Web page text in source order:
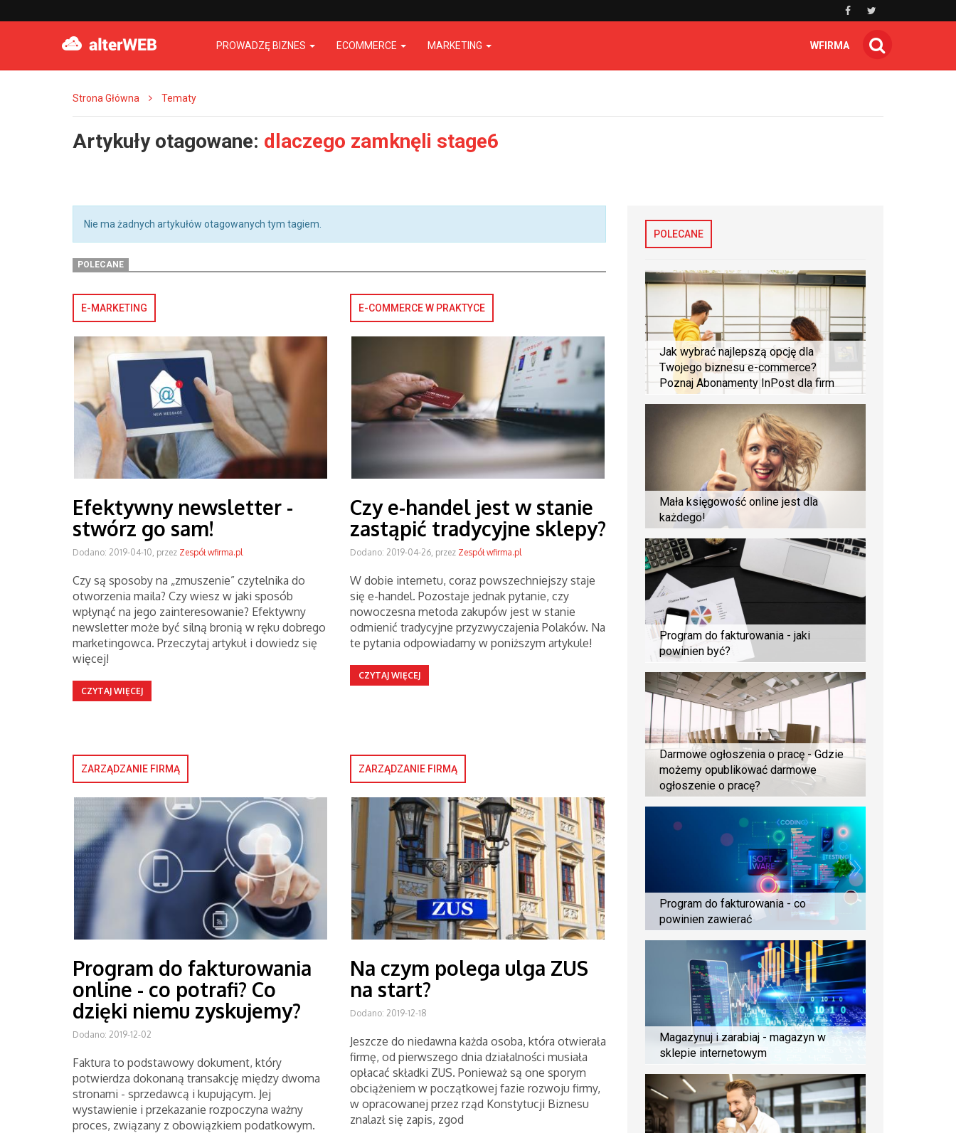
PROWADZĘ BIZNES ECOMMERCE MARKETING WFIRMA
Strona Główna Tematy
Artykuły otagowane: dlaczego zamknęli stage6
Nie ma żadnych artykułów otagowanych tym tagiem.
POLECANE
E-MARKETING
Efektywny newsletter -
stwórz go sam!
Dodano: 2019-04-10, przez Zespół wfirma.pl
Czy są sposoby na „zmuszenie” czytelnika do
otworzenia maila? Czy wiesz w jaki sposób
wpłynąć na jego zainteresowanie? Efektywny
newsletter może być silną bronią w ręku dobrego
marketingowca. Przeczytaj artykuł i dowiedz się
więcej!
CZYTAJ WIĘCEJ
E-COMMERCE W PRAKTYCE
Czy e-handel jest w stanie
zastąpić tradycyjne sklepy?
Dodano: 2019-04-26, przez Zespół wfirma.pl
W dobie internetu, coraz powszechniejszy staje
się e-handel. Pozostaje jednak pytanie, czy
nowoczesna metoda zakupów jest w stanie
odmienić tradycyjne przyzwyczajenia Polaków. Na
te pytania odpowiadamy w poniższym artykule!
CZYTAJ WIĘCEJ
ZARZĄDZANIE FIRMĄ
Program do fakturowania
online - co potrafi? Co
dzięki niemu zyskujemy?
Dodano: 2019-12-02
Faktura to podstawowy dokument, który
potwierdza dokonaną transakcję między dwoma
stronami - sprzedawcą i kupującym. Jej
wystawienie i przekazanie rozpoczyna ważny
proces, związany z obowiązkiem podatkowym.
ZARZĄDZANIE FIRMĄ
Na czym polega ulga ZUS
na start?
Dodano: 2019-12-18
Jeszcze do niedawna każda osoba, która otwierała
firmę, od pierwszego dnia działalności musiała
opłacać składki ZUS. Ponieważ są one sporym
obciążeniem w początkowej fazie rozwoju firmy,
w opracowanej przez rząd Konstytucji Biznesu
znalazł się zapis, zgod
POLECANE
Jak wybrać najlepszą opcję dla
Twojego biznesu e-commerce?
Poznaj Abonamenty InPost dla firm
Mała księgowość online jest dla
każdego!
Program do fakturowania - jaki
powinien być?
Darmowe ogłoszenia o pracę - Gdzie
możemy opublikować darmowe
ogłoszenie o pracę?
Program do fakturowania - co
powinien zawierać
Magazynuj i zarabiaj - magazyn w
sklepie internetowym